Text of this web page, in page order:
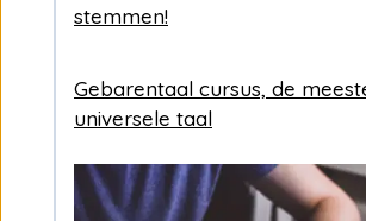
stemmen!
Gebarentaal cursus, de
universele taal